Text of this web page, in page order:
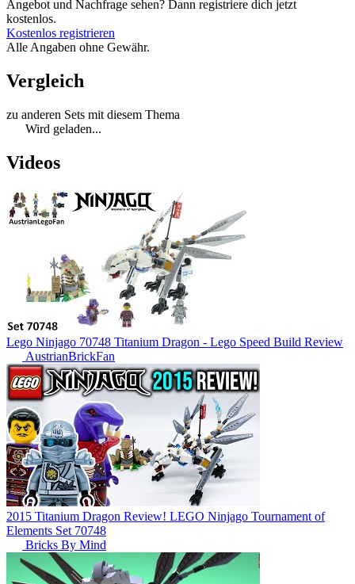
Angebot und Nachfrage sehen? Dann registriere dich jetzt
kostenlos.
Kostenlos registrieren
Alle Angaben ohne Gewähr.
Vergleich
zu anderen Sets mit diesem Thema
Wird geladen...
Videos
Lego Ninjago 70748 Titanium Dragon - Lego Speed Build Review
AustrianBrickFan
2015 Titanium Dragon Review! LEGO Ninjago Tournament of
Elements Set 70748
Bricks By Mind